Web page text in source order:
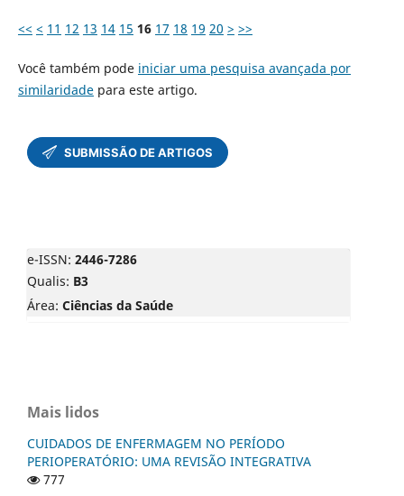
<< < 11 12 13 14 15 16 17 18 19 20 > >>
Você também pode iniciar uma pesquisa avançada por
similaridadepara este artigo.
e-ISSN: 2446-7286
Qualis: B3
Área: Ciências da Saúde
Mais lidos
CUIDADOS DE ENFERMAGEM NO PERÍODO
PERIOPERATÓRIO: UMA REVISÃO INTEGRATIVA
777